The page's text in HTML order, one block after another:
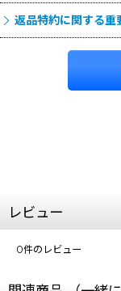
返品特約に関する重
レビュー
0件のレビュー